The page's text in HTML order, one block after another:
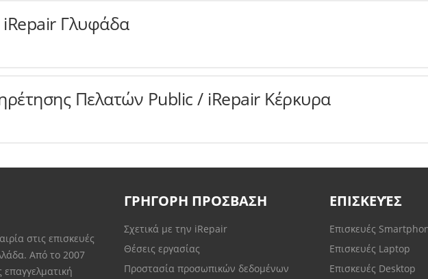
iRepair Γλυφάδα
Πελατών Public / iRepair Κέρκυρα
στις επισκευές
Από το 2007
ΓΡΗΓΟΡΗ ΠΡΟΣΒΑΣΗ
Σχετικά με την iRepair
Θέσεις εργασίας
Προστασία προσωπικών δεδομένων
ΕΠΙΣΚΕΥΈΣ
Επισκευές
Επισκευές Laptop
Επισκευές Desktop